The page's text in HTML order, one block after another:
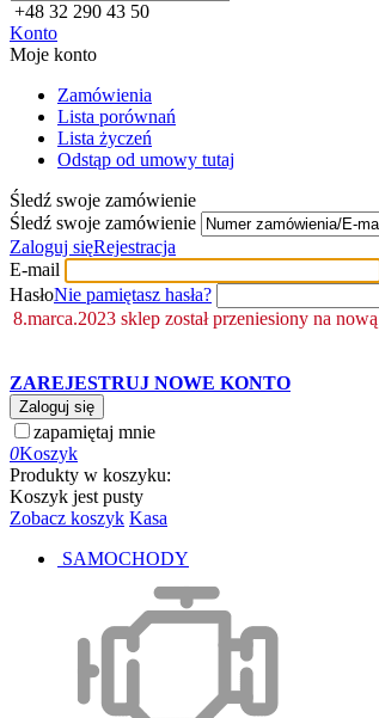
+48 32 290 43 50
Konto
Moje konto
Zamówienia
Lista porównań
Lista życzeń
Odstąp od umowy tutaj
Śledź swoje zamówienie
Śledź swoje zamówienie
Zaloguj sięRejestracja
E-mail
HasłoNie pamiętasz hasła?
8.marca.2023 sklep został przeniesiony na
ZAREJESTRUJ NOWE KONTO
Zaloguj się
zapamiętaj mnie
0Koszyk
Produkty w koszyku:
Koszyk jest pusty
Zobacz koszyk Kasa
SAMOCHODY